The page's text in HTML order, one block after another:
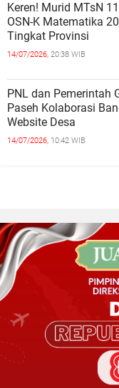
Keren! Murid MTsN
OSN-K Matematika
Tingkat Provinsi
14/07/2026, 20:38 WIB
PNL dan Pemerintah
Paseh Kolaborasi
Website Desa
14/07/2026, 10:42 WIB